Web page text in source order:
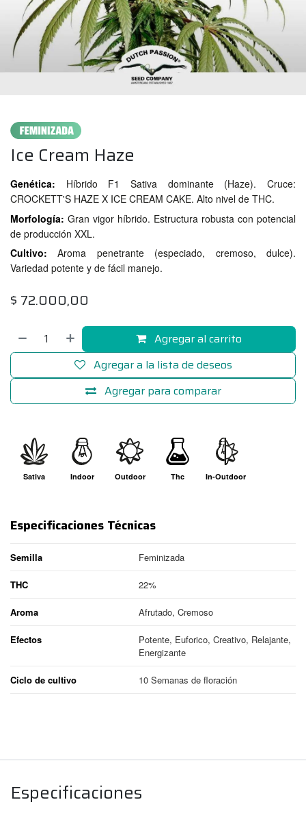
Ice Cream Haze
Genética:
Híbrido F1 Sativa dominante (Haze). Cruce:
CROCKETT'S HAZE X ICE CREAM CAKE. Alto nivel de THC.
Morfología: Gran vigor híbrido. Estructura robusta con potencial
de producción XXL.
Cultivo:
Aroma penetrante (especiado, cremoso, dulce).
Variedad potente y de fácil manejo.
$ 72.000,00
Agregar al carrito
Agregar para comparar
Agregar a la lista de deseos
Sativa Indoor Outdoor Thc In-Outdoor
Especificaciones Técnicas
Semilla Feminizada
THC 22%
Aroma Afrutado, Cremoso
Efectos
Potente, Euforico, Creativo, Relajante,
Energizante
Ciclo de cultivo 10 Semanas de floración
Especificaciones